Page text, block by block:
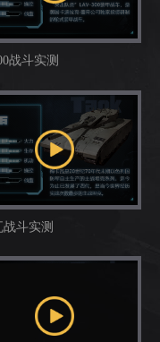
战斗实测
斗实测